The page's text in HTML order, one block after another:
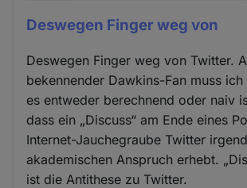
Deswegen Finger weg von
Deswegen Finger weg von Twitter.
bekennender Dawkins-Fan muss
es entweder berechnend oder naiv
dass ein „Discuss“ am Ende eines
Internet-Jauchegraube Twitter
akademischen Anspruch erhebt.
ist die Antithese zu Twitter.